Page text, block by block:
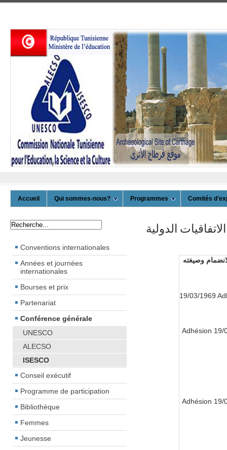
Accueil Qui sommes-nous? Programmes Comités
Conventions internationales
Années et journées
internationales
Bourses et prix
Partenariat
Conférence générale
UNESCO
ALECSO
ISESCO
Conseil exécutif
Programme de participation
Bibliothèque
Femmes
Jeunesse
الاتفاقيات الدولية
وصيغته
19/03/1969
19/03/
19/03/